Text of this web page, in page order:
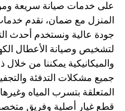
على خدمات صيانة سريعة
المنزل مع ضمان، نقدم
جودة عالية ونستخدم أحدث
لتشخيص وصيانة الأعطال
والميكانيكية يمكننا من خلال
جميع مشكلات التدفئة
المتعلقة بتسرب المياه
قطع غيار أصلية وفريق